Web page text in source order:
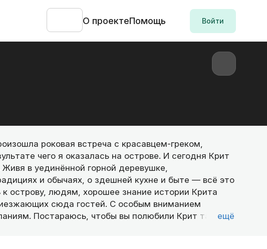
О проектеПомощь Войти
роковая встреча с красавцем-греком,
чего я оказалась на острове. И сегодня Крит
в уединённой горной деревушке,
и обычаях, о здешней кухне и быте — всё это
острову, людям, хорошее знание истории Крита
сюда гостей. С особым вниманием
Постараюсь, чтобы вы полюбили Крит так, как
ещё